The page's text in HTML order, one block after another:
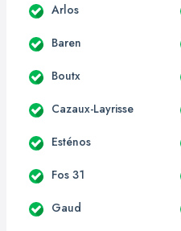
Arlos
Baren
Boutx
Cazaux-Layrisse
Esténos
Fos 31
Gaud